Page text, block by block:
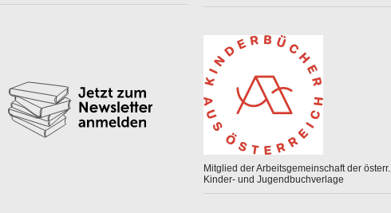
Mitglied der Arbeitsgemeinschaft der österr.
Kinder- und Jugendbuchverlage